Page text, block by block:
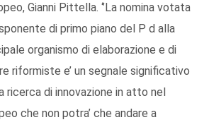
Gianni Pittella. ‘’La nomina votata
di primo piano del P d alla
organismo di elaborazione e di
riformiste e’ un segnale significativo
ricerca di innovazione in atto nel
che non potra’ che andare a